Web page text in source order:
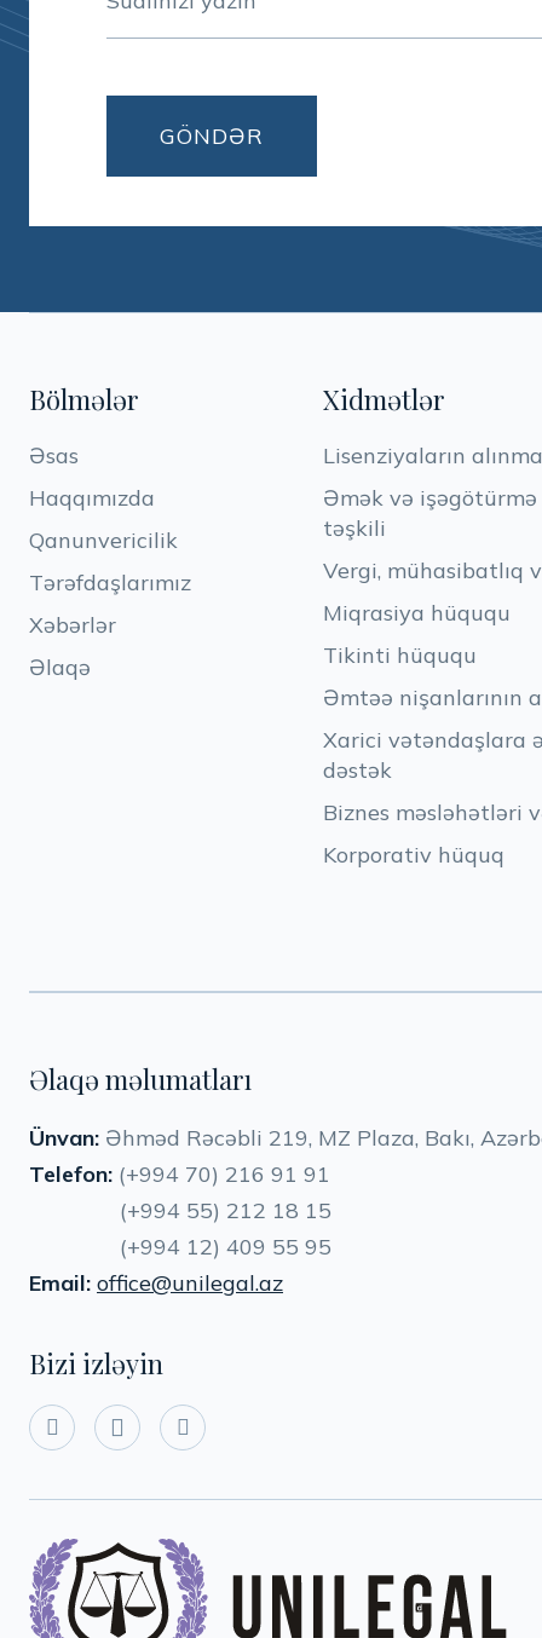
Bölmələr
Əsas
Haqqımızda
Qanunvericilik
Tərəfdaşlarımız
Xəbərlər
Əlaqə
Xidmətlər
Lisenziyaların
Əmək və
təşkili
Vergi, mühasibatlıq
Miqrasiya hüququ
Tikinti hüququ
Əmtəə nişanlarının
Xarici vətəndaşlara
dəstək
Biznes məsləhətləri
Korporativ hüquq
Əlaqə məlumatları
Ünvan: Əhməd Rəcəbli 219, MZ Plaza, Bakı,
Telefon: (+994 70) 216 91 91
(+994 55) 212 18 15
(+994 12) 409 55 95
Email: office@unilegal.az
Bizi izləyin
  